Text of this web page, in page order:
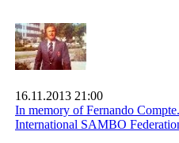
16.11.2013 21:00
In memory of Fernando
International SAMBO